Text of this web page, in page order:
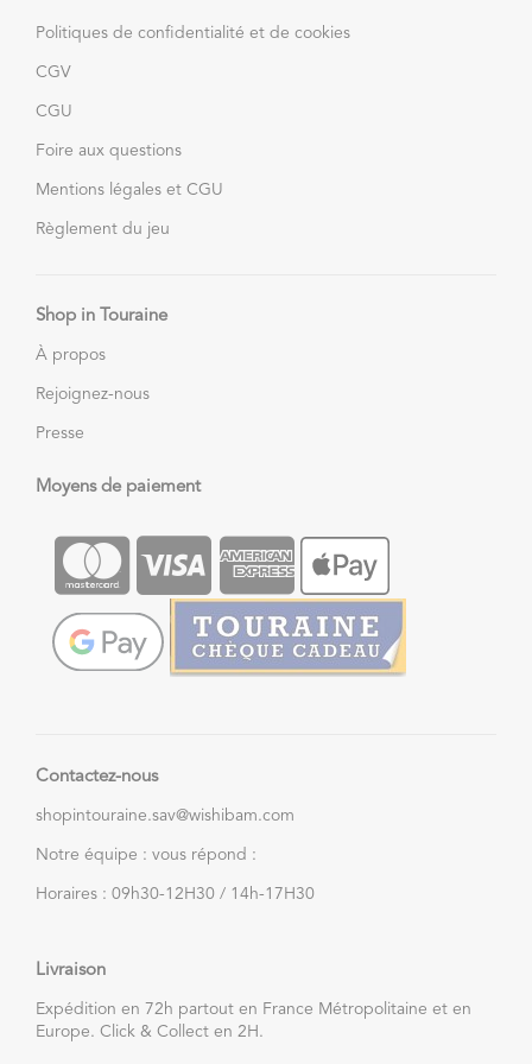
Politiques de confidentialité et de cookies
CGV
CGU
Foire aux questions
Mentions légales et CGU
Règlement du jeu
Shop in Touraine
À propos
Rejoignez-nous
Presse
Moyens de paiement
Contactez-nous
shopintouraine.sav@wishibam.com
Notre équipe : vous répond :
Horaires : 09h30-12H30 / 14h-17H30
Livraison
Expédition en 72h partout en France Métropolitaine et en
Europe. Click & Collect en 2H.